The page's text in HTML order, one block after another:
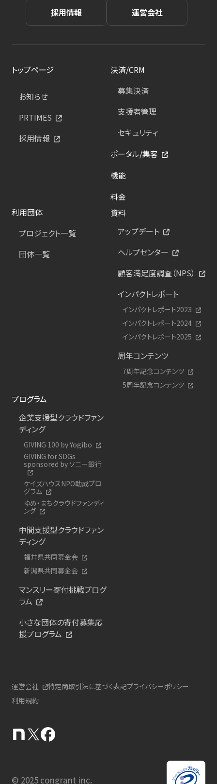
採用情報 運営会社
トップページ
お知らせ
PRTIMES
採用情報
決済/CRM
募集決済
支援者管理
セキュリティ
ポータル/集客
機能
料金
利用団体
プロジェクト一覧
団体一覧
資料
アップデート
ヘルプセンター
顧客満足度調査（NPS）
インパクトレポート
インパクトレポート2023
インパクトレポート2024
インパクトレポート2025
周年コンテンツ
7周年記念コンテンツ
5周年記念コンテンツ
プログラム
企業支援型クラウドファン
ディング
GIVING 100 by Yogibo
GIVING for SDGs
sponsored by ソニー銀行
ケイズハウスNPO助成プロ
グラム
ゆめ・まちクラウドファンディ
ング
中間支援型クラウドファン
ディング
福井県共同募金会
新潟県共同募金会
マンスリー寄付挑戦プログ
ラム
小さな団体の寄付募集応
援プログラム
運営会社 特定商取引法に基づく表記プライバシーポリシー
利用規約
© 2025 congrant inc.